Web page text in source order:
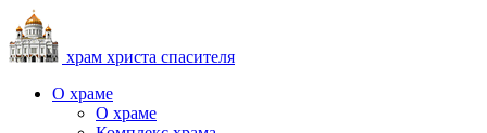
храм христа спасителя
О храме
О храме